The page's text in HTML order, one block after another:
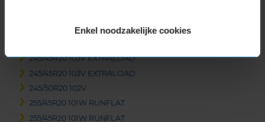
Enkel noodzakelijke cookies
245/45R20 103V EXTRALOAD
245/45R20 103V EXTRALOAD
245/45R20 103V EXTRALOAD
245/50R20 102V
255/45R20 101W RUNFLAT
255/45R20 101W RUNFLAT